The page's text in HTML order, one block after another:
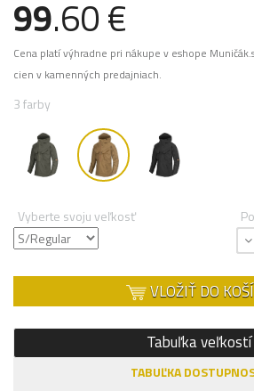
99.60 €
Cena platí výhradne pri nákupe v eshope
cien v kamenných predajniach.
3 farby
Vyberte svoju veľkosť
VLOŽIŤ DO
Tabuľka veľkostí
TABUĽKA